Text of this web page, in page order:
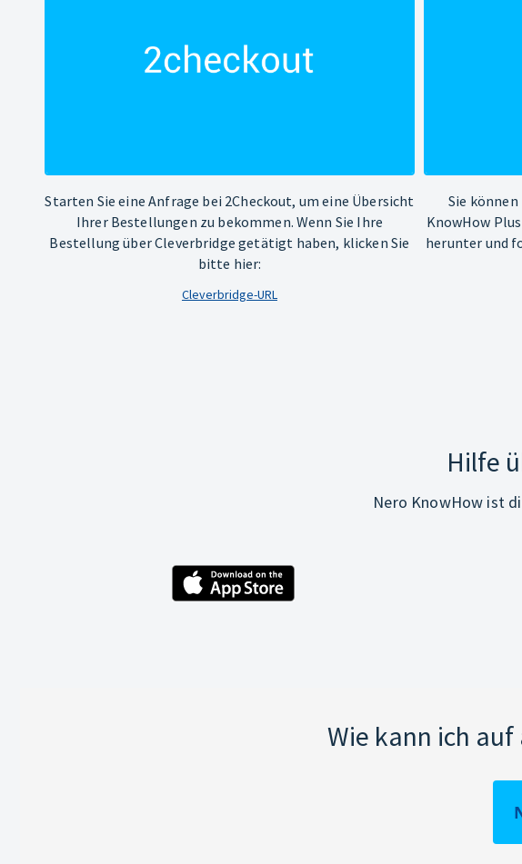
Starten Sie eine Anfrage bei 2Checkout, um eine Übersicht
Ihrer Bestellungen zu bekommen. Wenn Sie Ihre
Bestellung über Cleverbridge getätigt haben, klicken Sie
bitte hier:
Cleverbridge-URL
Sie
KnowHow
herunter und
Hilfe
Nero KnowHow ist
Wie kann ich